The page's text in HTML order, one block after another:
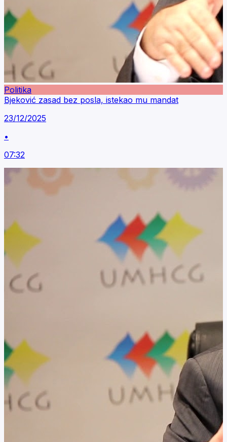
Politika
Bjeković zasad bez posla, istekao mu mandat
23/12/2025
•
07:32